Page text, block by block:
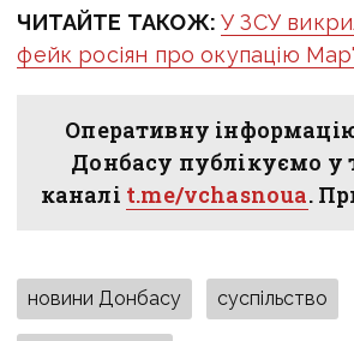
ЧИТАЙТЕ ТАКОЖ:У ЗСУ
фейк росіян про окупацію
Оперативну
Донбасу публікуємо у
каналі t.me/vchasnoua.
новини Донбасу суспільство